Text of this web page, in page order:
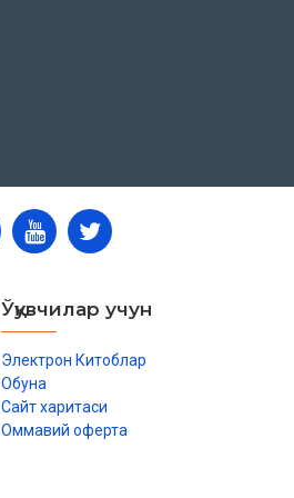
Ўқувчилар учун
Электрон Китоблар
Обуна
Сайт харитаси
Оммавий оферта